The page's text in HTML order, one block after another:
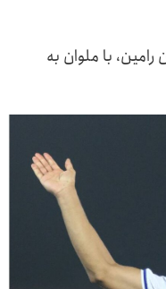
با ملوان به